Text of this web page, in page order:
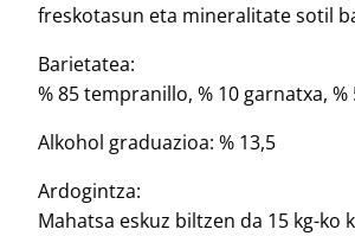
freskotasun eta mineralitate sotil
Barietatea:
% 85 tempranillo, % 10 garnatxa, %
Alkohol graduazioa: % 13,5
Ardogintza:
Mahatsa eskuz biltzen da 15 kg-ko